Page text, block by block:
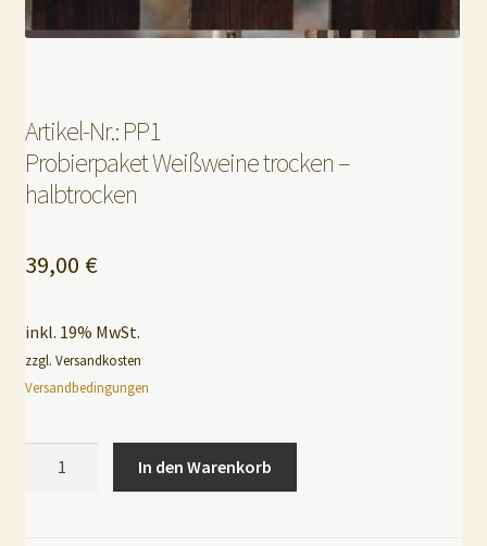
Artikel-Nr.: PP1
Probierpaket Weißweine trocken –
halbtrocken
39,00 €
inkl. 19% MwSt.
zzgl. Versandkosten
Versandbedingungen
In den Warenkorb